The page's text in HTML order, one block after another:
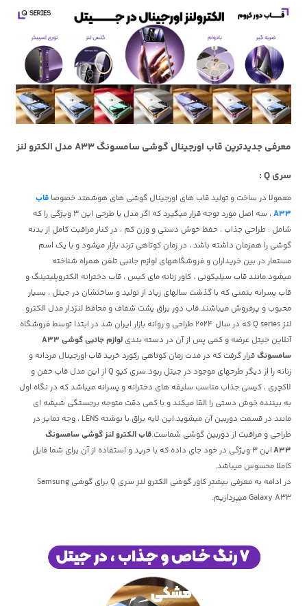
معرفی جدیدترین قاب اورجینال گوشی سامسونگ A33 مدل الکترو لنز
سری Q :
معمولا در ساخت و تولید قاب های اورجینال گوشی های هوشمند خصوصاقاب
A33
، سه اصل مورد توجه قرار میگیرد که اگر مدل یا طرحی این 3 ویژگی را که
شامل : طراحی جذاب ، حفظ خوش دستی و وزن کم ، در کنار مراقبت کامل از بدنه
گوشی را همزمان داشته باشد ، در زمان کوتاهی ترند بازار میشود و با یک اسم
مستعار در بین خریداران و فروشگاههای لوازم جانبی تلفن همراه شناخته
میشود.مانند قاب سیلیکونی ، کاور زنانه مای کیس ، قاب دخترانه الکتروپلیتینگ و
قاب پسرانه بتمنی که با گذشت سالهای زیاد از تولید و ساختشان در جیتل ، بسیار
محبوب و پرفروش میباشند.قاب دور براق پشت شفاف و محافظ لنزدار مدل الکترو
لنز Q series که در سال 2024 طراحی و روانه بازار ایران شد در ابتدا توسط فروشگاه
آنلاین جیتل عرضه و کمی پس از آن در دسته بندی
لوازم جانبی گوشی A33
سامسونگقرار گرفت که در مدت زمان کوتاهی رکورد خرید قاب اورجینال مردانه و
زنانه را از دیگر طرحهای موجود در جیتل ربود.سری کیو Q از این مدل قاب خفن و
لاکچری ، کیسی جذاب مناسب سلیقه های دخترانه و پسرانه میباشد که در نگاه اول
به بیننده خوش دستی را القا میکند و با کمی دقت متوجه برجستگی شیشه ای
مانند در قسمت دوربین آن میشوید.این لایه براق با نوشته LENS ، وجه تمایز در
طراحی و مراقبت از دوربین گوشی شماست.قاب الکترو لنز گوشی سامسونگ
A33
این 3 ویژگی در خود جای داده که با خرید و استفاده از آن برای شما قابل
کاملا محسوس میباشد.
در ادامه به معرفی بیشتر کاور گوشی الکترو لنز سری Q برای گوشی Samsung
Galaxy A33 میپردازیم.